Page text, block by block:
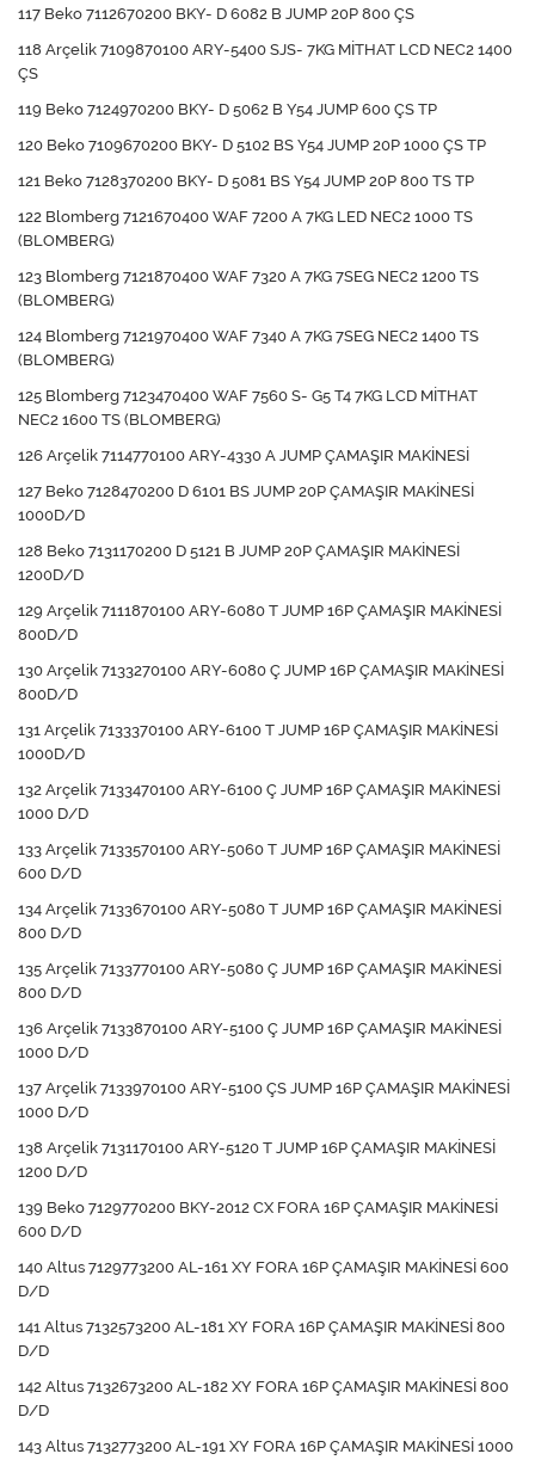
117 Beko 7112670200 BKY- D 6082 B JUMP 20P 800 ÇS
118 Arçelik 7109870100 ARY-5400 SJS- 7KG MİTHAT LCD NEC2 1400
ÇS
119 Beko 7124970200 BKY- D 5062 B Y54 JUMP 600 ÇS TP
120 Beko 7109670200 BKY- D 5102 BS Y54 JUMP 20P 1000 ÇS TP
121 Beko 7128370200 BKY- D 5081 BS Y54 JUMP 20P 800 TS TP
122 Blomberg 7121670400 WAF 7200 A 7KG LED NEC2 1000 TS
(BLOMBERG)
123 Blomberg 7121870400 WAF 7320 A 7KG 7SEG NEC2 1200 TS
(BLOMBERG)
124 Blomberg 7121970400 WAF 7340 A 7KG 7SEG NEC2 1400 TS
(BLOMBERG)
125 Blomberg 7123470400 WAF 7560 S- G5 T4 7KG LCD MİTHAT
NEC2 1600 TS (BLOMBERG)
126 Arçelik 7114770100 ARY-4330 A JUMP ÇAMAŞIR MAKİNESİ
127 Beko 7128470200 D 6101 BS JUMP 20P ÇAMAŞIR MAKİNESİ
1000D/D
128 Beko 7131170200 D 5121 B JUMP 20P ÇAMAŞIR MAKİNESİ
1200D/D
129 Arçelik 7111870100 ARY-6080 T JUMP 16P ÇAMAŞIR MAKİNESİ
800D/D
130 Arçelik 7133270100 ARY-6080 Ç JUMP 16P ÇAMAŞIR MAKİNESİ
800D/D
131 Arçelik 7133370100 ARY-6100 T JUMP 16P ÇAMAŞIR MAKİNESİ
1000D/D
132 Arçelik 7133470100 ARY-6100 Ç JUMP 16P ÇAMAŞIR MAKİNESİ
1000 D/D
133 Arçelik 7133570100 ARY-5060 T JUMP 16P ÇAMAŞIR MAKİNESİ
600 D/D
134 Arçelik 7133670100 ARY-5080 T JUMP 16P ÇAMAŞIR MAKİNESİ
800 D/D
135 Arçelik 7133770100 ARY-5080 Ç JUMP 16P ÇAMAŞIR MAKİNESİ
800 D/D
136 Arçelik 7133870100 ARY-5100 Ç JUMP 16P ÇAMAŞIR MAKİNESİ
1000 D/D
137 Arçelik 7133970100 ARY-5100 ÇS JUMP 16P ÇAMAŞIR MAKİNESİ
1000 D/D
138 Arçelik 7131170100 ARY-5120 T JUMP 16P ÇAMAŞIR MAKİNESİ
1200 D/D
139 Beko 7129770200 BKY-2012 CX FORA 16P ÇAMAŞIR MAKİNESİ
600 D/D
140 Altus 7129773200 AL-161 XY FORA 16P ÇAMAŞIR MAKİNESİ 600
D/D
141 Altus 7132573200 AL-181 XY FORA 16P ÇAMAŞIR MAKİNESİ 800
D/D
142 Altus 7132673200 AL-182 XY FORA 16P ÇAMAŞIR MAKİNESİ 800
D/D
143 Altus 7132773200 AL-191 XY FORA 16P ÇAMAŞIR MAKİNESİ 1000